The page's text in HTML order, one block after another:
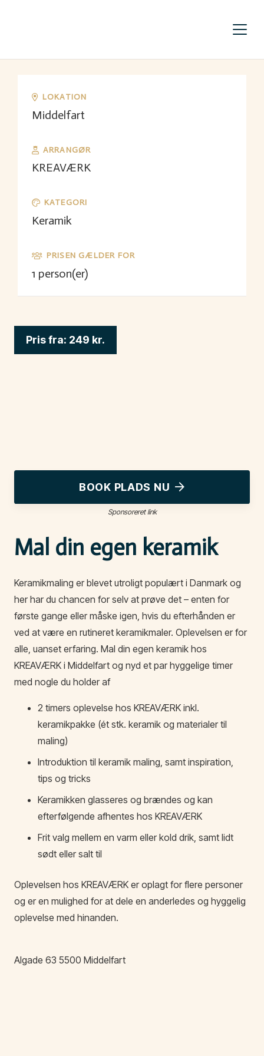
LOKATION
Middelfart
ARRANGØR
KREAVÆRK
KATEGORI
Keramik
PRISEN GÆLDER FOR
1 person(er)
Pris fra: 249 kr.
BOOK PLADS NU
Sponsoreret link
Mal din egen keramik
Keramikmaling er blevet utroligt populært i Danmark og
her har du chancen for selv at prøve det – enten for
første gange eller måske igen, hvis du efterhånden er
ved at være en rutineret keramikmaler. Oplevelsen er for
alle, uanset erfaring. Mal din egen keramik hos
KREAVÆRK i Middelfart og nyd et par hyggelige timer
med nogle du holder af
2 timers oplevelse hos KREAVÆRK inkl.
keramikpakke (ét stk. keramik og materialer til
maling)
Introduktion til keramik maling, samt inspiration,
tips og tricks
Keramikken glasseres og brændes og kan
efterfølgende afhentes hos KREAVÆRK
Frit valg mellem en varm eller kold drik, samt lidt
sødt eller salt til
Oplevelsen hos KREAVÆRK er oplagt for flere personer
og er en mulighed for at dele en anderledes og hyggelig
oplevelse med hinanden.
Algade 63 5500 Middelfart